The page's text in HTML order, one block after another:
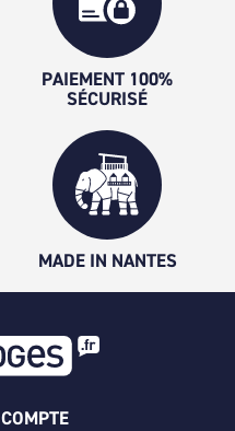
PAIEMENT 100%
SÉCURISÉ
MADE IN NANTES
COMPTE